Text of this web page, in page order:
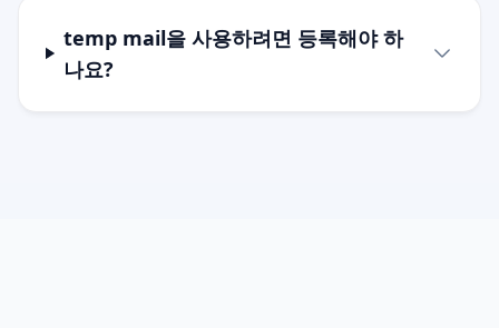
temp mail을 사용하려면 등록해야 하
나요?